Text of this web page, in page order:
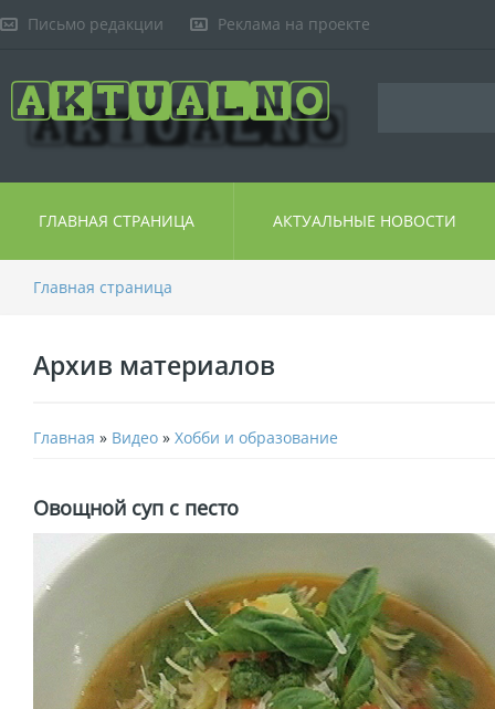
Письмо редакции Реклама на проекте
ГЛАВНАЯ СТРАНИЦА АКТУАЛЬНЫЕ НОВОСТИ
Главная страница
Архив материалов
Главная » Видео » Хобби и образование
Овощной суп с песто